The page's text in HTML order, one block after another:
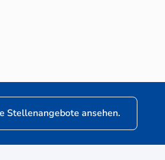
(m/w/d) für VW
Stellenangebote ansehen.